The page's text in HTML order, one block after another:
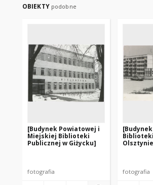
OBIEKTY podobne
[Budynek Powiatowej i
Miejskiej Biblioteki
Publicznej w Giżycku]
fotografia fotografia